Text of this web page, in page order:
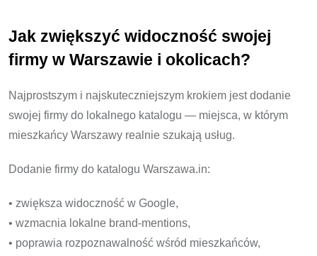
Jak zwiększyć widoczność swojej
firmy w Warszawie i okolicach?
Najprostszym i najskuteczniejszym krokiem jest dodanie
swojej firmy do lokalnego katalogu — miejsca, w którym
mieszkańcy Warszawy realnie szukają usług.
Dodanie firmy do katalogu Warszawa.in:
• zwiększa widoczność w Google,
• wzmacnia lokalne brand-mentions,
• poprawia rozpoznawalność wśród mieszkańców,